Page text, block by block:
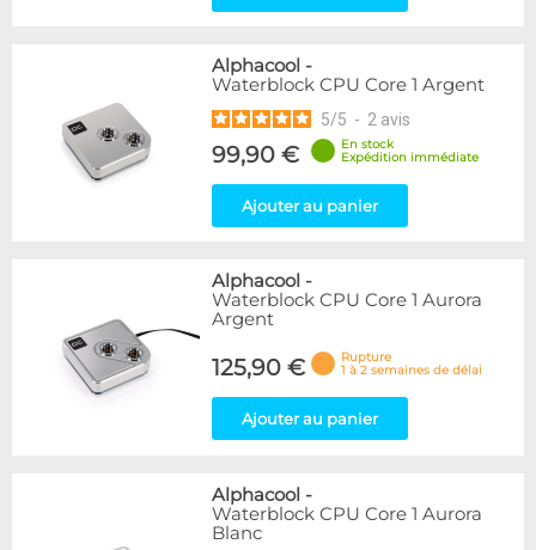
Alphacool -
Waterblock CPU Core 1 Argent
5/5 - 2 avis
99,90 €
En stock
Expédition immédiate
Ajouter au panier
Alphacool -
Waterblock CPU Core 1 Aurora
Argent
125,90 €
Rupture
1 à 2 semaines de délai
Ajouter au panier
Alphacool -
Waterblock CPU Core 1 Aurora
Blanc